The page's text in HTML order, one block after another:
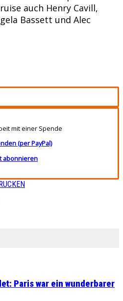
auch Henry Cavill,
Bassett und Alec
mit einer Spende
(per PayPal)
abonnieren
Paris war ein wunderbarer